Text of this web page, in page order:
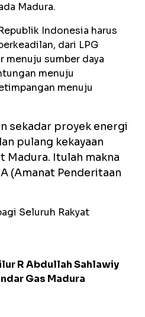
Madura.
Indonesia harus
dari LPG
menuju sumber daya
menuju
menuju
sekadar proyek energi
pulang kekayaan
Madura. Itulah makna
(Amanat Penderitaan
Seluruh Rakyat
R Abdullah Sahlawiy
Gas Madura